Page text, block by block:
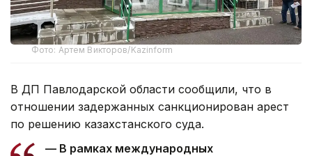
Фото: Артем Викторов/Kazinform
В ДП Павлодарской области сообщили, что в
отношении задержанных санкционирован арест
по решению казахстанского суда.
— В рамках международных